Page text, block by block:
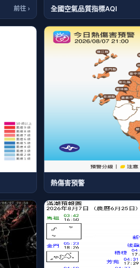
前往 › 全國空氣品質指標AQI
熱傷害預警